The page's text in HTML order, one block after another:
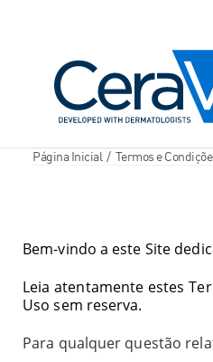
Página Inicial / Termos e
Bem-vindo a este Site
Leiaatentamente estes
Uso sem reserva.
Para qualquer questão